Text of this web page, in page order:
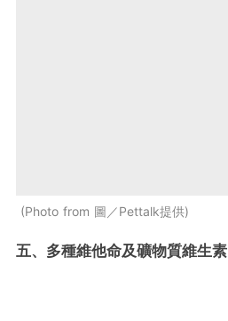
Photo from 圖／Pettalk提供
五、多種維他命及礦物質維生素